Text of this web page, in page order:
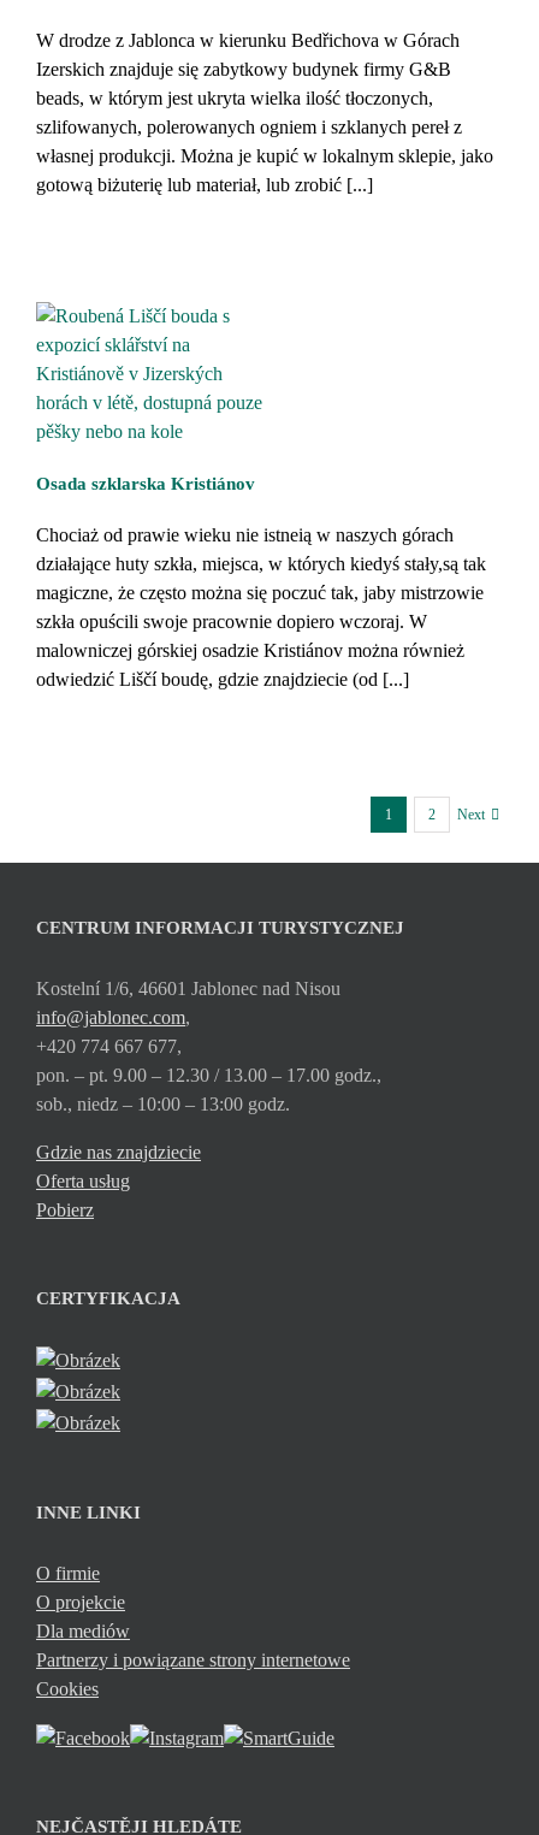
W drodze z Jablonca w kierunku Bedřichova w Górach
Izerskich znajduje się zabytkowy budynek firmy G&B
beads, w którym jest ukryta wielka ilość tłoczonych,
szlifowanych, polerowanych ogniem i szklanych pereł z
własnej produkcji. Można je kupić w lokalnym sklepie, jako
gotową biżuterię lub materiał, lub zrobić [...]
Osada szklarska Kristiánov
Chociaż od prawie wieku nie istneią w naszych górach
działające huty szkła, miejsca, w których kiedyś stały,są tak
magiczne, że często można się poczuć tak, jaby mistrzowie
szkła opuścili swoje pracownie dopiero wczoraj. W
malowniczej górskiej osadzie Kristiánov można również
odwiedzić Liščí boudę, gdzie znajdziecie (od [...]
1 2 Next
CENTRUM INFORMACJI TURYSTYCZNEJ
Kostelní 1/6, 46601 Jablonec nad Nisou
info@jablonec.com,
+420 774 667 677,
pon. – pt. 9.00 – 12.30 / 13.00 – 17.00 godz.,
sob., niedz – 10:00 – 13:00 godz.
Gdzie nas znajdziecie
Oferta usług
Pobierz
CERTYFIKACJA
INNE LINKI
O firmie
O projekcie
Dla mediów
Partnerzy i powiązane strony internetowe
Cookies
NEJČASTĚJI HLEDÁTE